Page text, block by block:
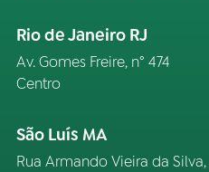
Rio de Janeiro RJ
Av. Gomes Freire, n° 474
Centro
São Luís MA
Rua Armando Vieira da Silva,